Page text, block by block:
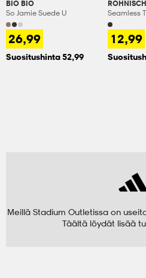
BIO BIO
So Jamie Suede U
26,99
Suositushinta 52,99
RÖHNISCH
Seamless
12,99
Meillä Stadium Outletissa on
Täältä löydät lisää